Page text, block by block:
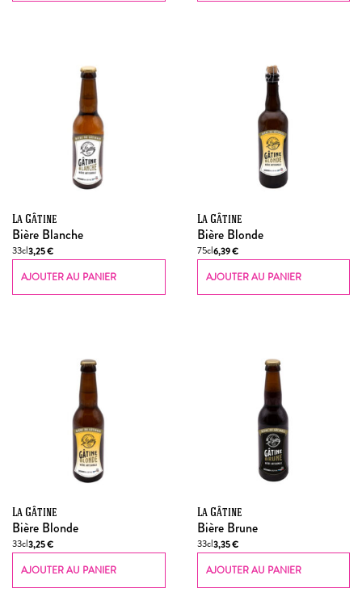
La Gâtine
Bière Blanche
33cl3,25€
AJOUTER AU PANIER
La Gâtine
Bière Blonde
75cl6,39€
AJOUTER AU PANIER
La Gâtine
Bière Blonde
33cl3,25€
AJOUTER AU PANIER
La Gâtine
Bière Brune
33cl3,35€
AJOUTER AU PANIER